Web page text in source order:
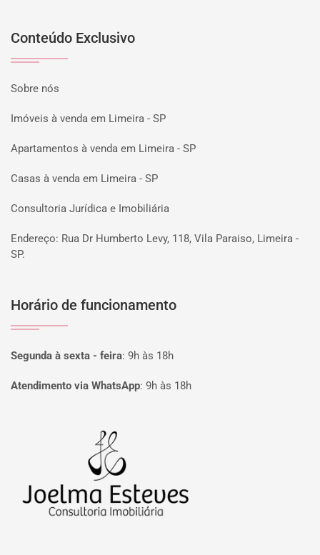
Conteúdo Exclusivo
Sobre nós
Imóveis à venda em Limeira - SP
Apartamentos à venda em Limeira - SP
Casas à venda em Limeira - SP
Consultoria Jurídica e Imobiliária
Endereço: Rua Dr Humberto Levy, 118, Vila Paraiso, Limeira -
SP.
Horário de funcionamento
Segunda à sexta - feira: 9h às 18h
Atendimento via WhatsApp: 9h às 18h